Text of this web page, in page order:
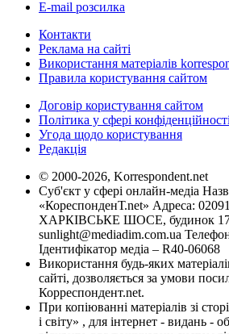
E-mail розсилка
Контакти
Реклама на сайті
Використання матеріалів
Правила користування сайтом
Договір користування сайтом
Політика у сфері
Угода щодо користування
Редакція
© 2000-2026, Korrespondent.net
Суб'єкт у сфері онлайн-медіа
«КореспонденТ.net» Адреса:
ХАРКІВСЬКЕ ШОСЕ, будинок
sunlight@mediadim.com.ua
Ідентифікатор медіа – R40-06068
Використання будь-яких
сайті, дозволяється за умови
Корреспондент.net.
При копіюванні матеріалів зі
і світу» , для інтернет - видань -